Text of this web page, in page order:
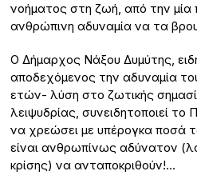
νοήματος στη ζωή, από την μία
ανθρώπινη αδυναμία να τα
Ο Δήμαρχος Νάξου Δυμύτης,
αποδεχόμενος την αδυναμία
ετών- λύση στο ζωτικής
λειψυδρίας, συνειδητοποιεί
να χρεώσει με υπέρογκα ποσά
είναι ανθρωπίνως αδύνατον
κρίσης) να ανταποκριθούν!…